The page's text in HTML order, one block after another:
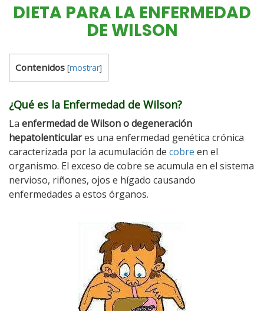
DIETA PARA LA ENFERMEDAD
DE WILSON
Contenidos [mostrar]
¿Qué es la Enfermedad de Wilson?
La enfermedad de Wilson o degeneración
hepatolenticulares una enfermedad genética crónica
caracterizada por la acumulación de cobre en el
organismo. El exceso de cobre se acumula en el sistema
nervioso, riñones, ojos e hígado causando
enfermedades a estos órganos.